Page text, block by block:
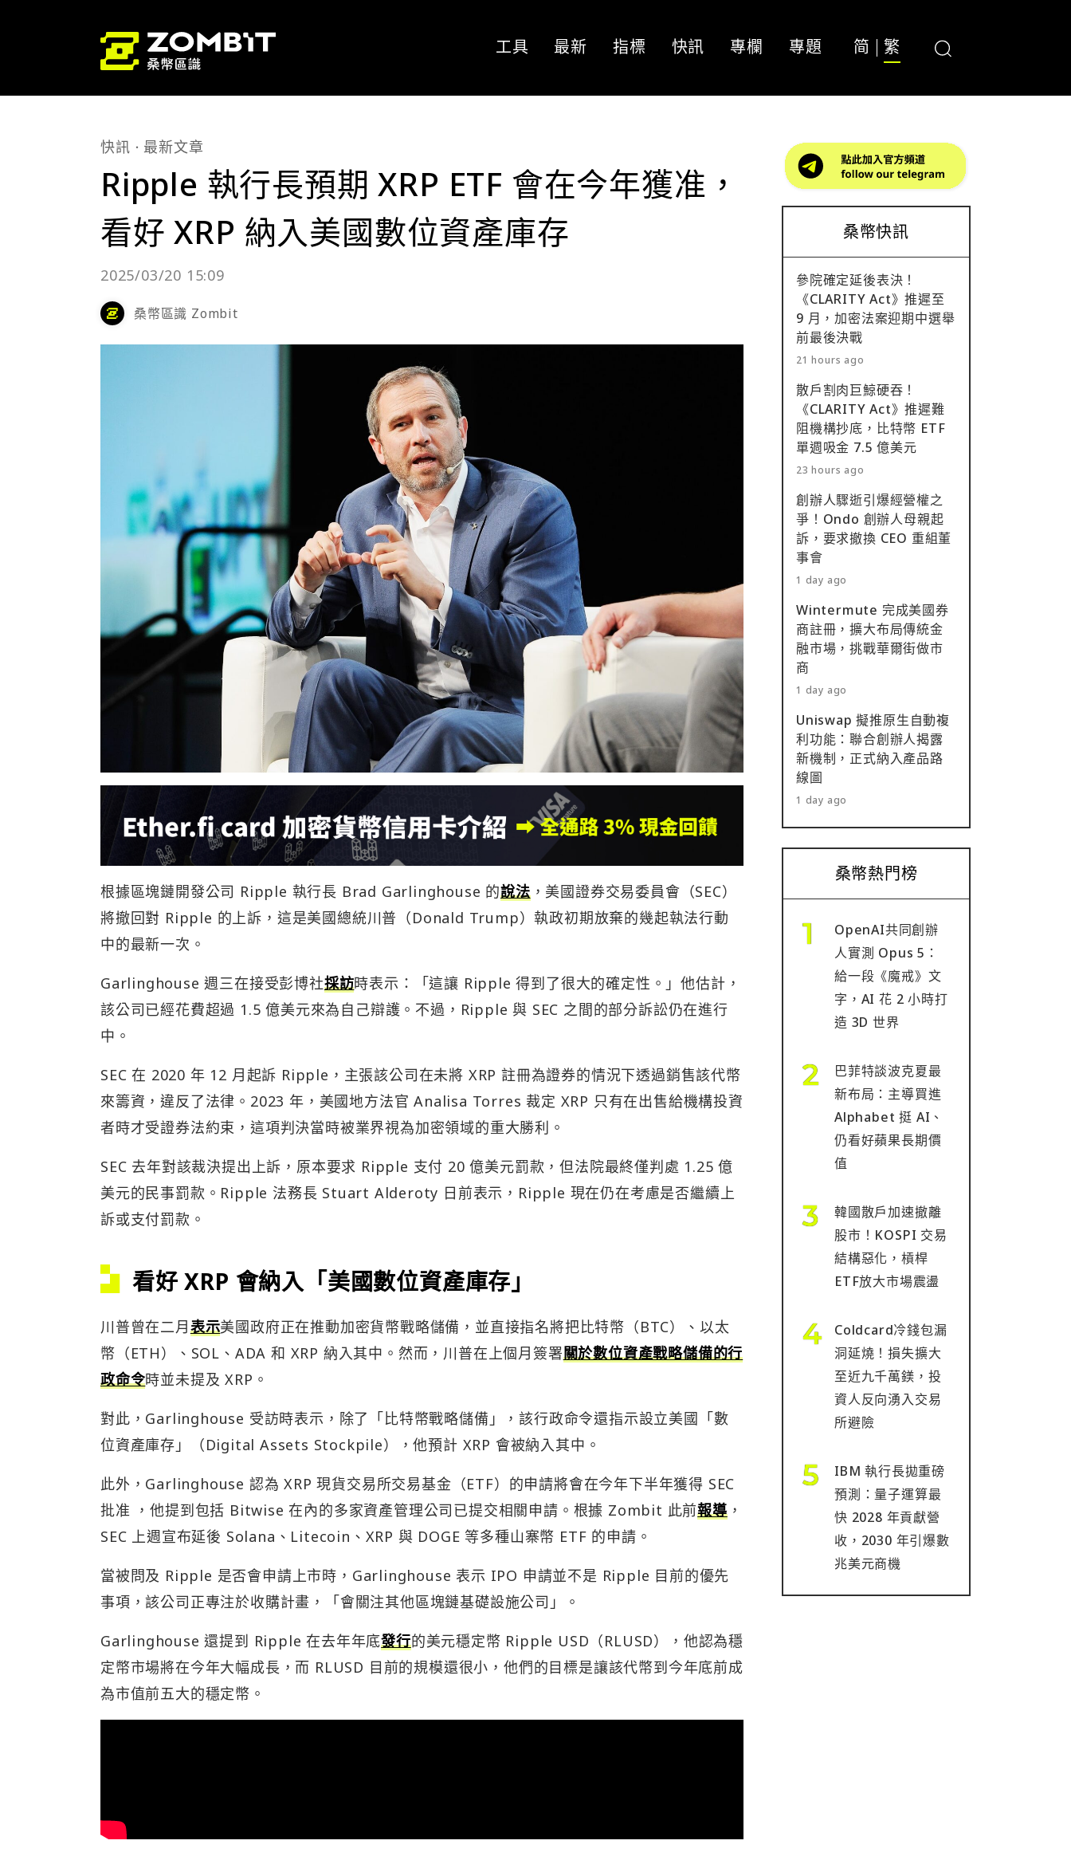
工具 最新 指標 快訊 專欄 專題 简 繁
快訊 最新文章
Ripple 執行長預期 XRP ETF 會在今年獲准，
看好 XRP 納入美國數位資產庫存
2025/03/20 15:09
桑幣區識 Zombit
根據區塊鏈開發公司 Ripple 執行長 Brad Garlinghouse 的說法，美國證券交易委員會（SEC）
將撤回對 Ripple 的上訴，這是美國總統川普（Donald Trump）執政初期放棄的幾起執法行動
中的最新一次。
Garlinghouse 週三在接受彭博社採訪時表示：「這讓 Ripple 得到了很大的確定性。」他估計，
該公司已經花費超過 1.5 億美元來為自己辯護。不過，Ripple 與 SEC 之間的部分訴訟仍在進行
中。
SEC 在 2020 年 12 月起訴 Ripple，主張該公司在未將 XRP 註冊為證券的情況下透過銷售該代幣
來籌資，違反了法律。2023 年，美國地方法官 Analisa Torres 裁定 XRP 只有在出售給機構投資
者時才受證券法約束，這項判決當時被業界視為加密領域的重大勝利。
SEC 去年對該裁決提出上訴，原本要求 Ripple 支付 20 億美元罰款，但法院最終僅判處 1.25 億
美元的民事罰款。Ripple 法務長 Stuart Alderoty 日前表示，Ripple 現在仍在考慮是否繼續上
訴或支付罰款。
看好 XRP 會納入「美國數位資產庫存」
川普曾在二月表示美國政府正在推動加密貨幣戰略儲備，並直接指名將把比特幣（BTC）、以太
幣（ETH）、SOL、ADA 和 XRP 納入其中。然而，川普在上個月簽署關於數位資產戰略儲備的行
政命令時並未提及 XRP。
對此，Garlinghouse 受訪時表示，除了「比特幣戰略儲備」，該行政命令還指示設立美國「數
位資產庫存」（Digital Assets Stockpile），他預計 XRP 會被納入其中。
此外，Garlinghouse 認為 XRP 現貨交易所交易基金（ETF）的申請將會在今年下半年獲得 SEC
批准 ，他提到包括 Bitwise 在內的多家資產管理公司已提交相關申請。根據 Zombit 此前報導，
SEC 上週宣布延後 Solana、Litecoin、XRP 與 DOGE 等多種山寨幣 ETF 的申請。
當被問及 Ripple 是否會申請上市時，Garlinghouse 表示 IPO 申請並不是 Ripple 目前的優先
事項，該公司正專注於收購計畫，「會關注其他區塊鏈基礎設施公司」。
Garlinghouse 還提到 Ripple 在去年年底發行的美元穩定幣 Ripple USD（RLUSD），他認為穩
定幣市場將在今年大幅成長，而 RLUSD 目前的規模還很小，他們的目標是讓該代幣到今年底前成
為市值前五大的穩定幣。
桑幣快訊
參院確定延後表決！
《CLARITY Act》推遲至
9 月，加密法案迎期中選舉
前最後決戰
21 hours ago
散戶割肉巨鯨硬吞！
《CLARITY Act》推遲難
阻機構抄底，比特幣 ETF
單週吸金 7.5 億美元
23 hours ago
創辦人驟逝引爆經營權之
爭！Ondo 創辦人母親起
訴，要求撤換 CEO 重組董
事會
1 day ago
Wintermute 完成美國券
商註冊，擴大布局傳統金
融市場，挑戰華爾街做市
商
1 day ago
Uniswap 擬推原生自動複
利功能：聯合創辦人揭露
新機制，正式納入產品路
線圖
1 day ago
桑幣熱門榜
OpenAI共同創辦
人實測 Opus 5：
給一段《魔戒》文
字，AI 花 2 小時打
造 3D 世界
巴菲特談波克夏最
新布局：主導買進
Alphabet 挺 AI、
仍看好蘋果長期價
值
韓國散戶加速撤離
股市！KOSPI 交易
結構惡化，槓桿
ETF放大市場震盪
Coldcard冷錢包漏
洞延燒！損失擴大
至近九千萬鎂，投
資人反向湧入交易
所避險
IBM 執行長拋重磅
預測：量子運算最
快 2028 年貢獻營
收，2030 年引爆數
兆美元商機